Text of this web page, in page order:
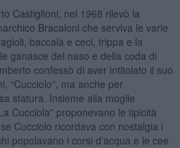
Castiglioni, nel 1968 rilevò la
Bracaloni che serviva le varie
baccalà e ceci, trippa e la
ganasce del naso e della coda di
confessò di aver intitolato il suo
“Cucciolo”, ma anche per
statura. Insieme alla moglie
Cucciola” proponevano le tipicità
Cucciolo ricordava con nostalgia i
popolavano i corsi d’acqua e le cee